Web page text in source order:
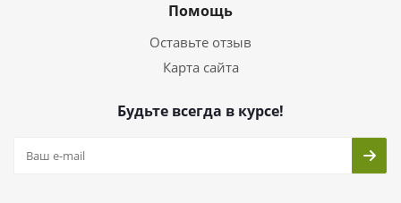
Помощь
Оставьте отзыв
Карта сайта
Будьте всегда в курсе!